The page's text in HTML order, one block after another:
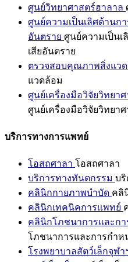
ศูนย์วิทยาศาสตร์ฮาลาล
ศูนย์ความเป็นเลิศด้านก
อันตราย ศูนย์ความเป็นเ
เสียอันตราย
ตรวจสอบคุณภาพสิ่งแว
แวดล้อม
ศูนย์เครื่องมือวิจัยวิทยา
ศูนย์เครื่องมือวิจัยวิทยา
บริการทางการแพทย์
โอสถศาลา โอสถศาลา
บริการทางทันตกรรม บ
คลินิกกายภาพบำบัด คลิ
คลินิกเทคนิคการแพทย์
คลินิกโภชนาการและก
โภชนาการและการกำห
โรงพยาบาลสัตว์เล็กจุฬา